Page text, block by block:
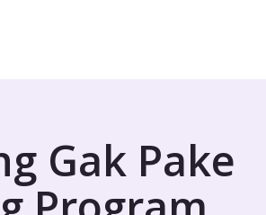
Gak Pake